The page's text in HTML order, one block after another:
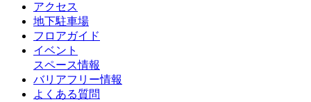
アクセス
地下駐車場
フロアガイド
イベント
スペース情報
バリアフリー情報
よくある質問